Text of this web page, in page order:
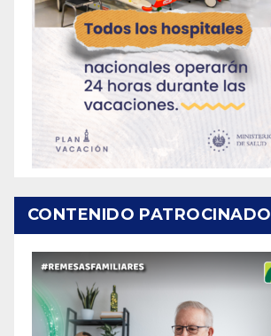
CONTENIDO PATROCINADO